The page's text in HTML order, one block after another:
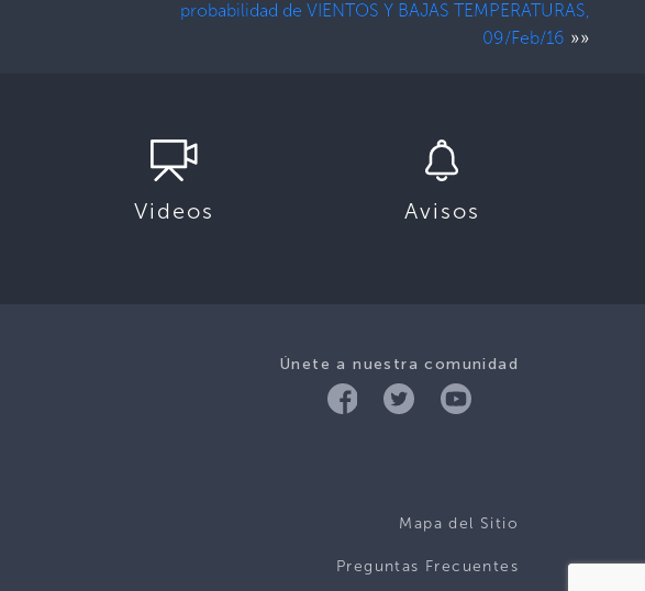
probabilidad de VIENTOS Y BAJAS TEMPERATURAS,
09/Feb/16 »»
Videos Avisos
Únete a nuestra comunidad
Mapa del Sitio
Preguntas Frecuentes